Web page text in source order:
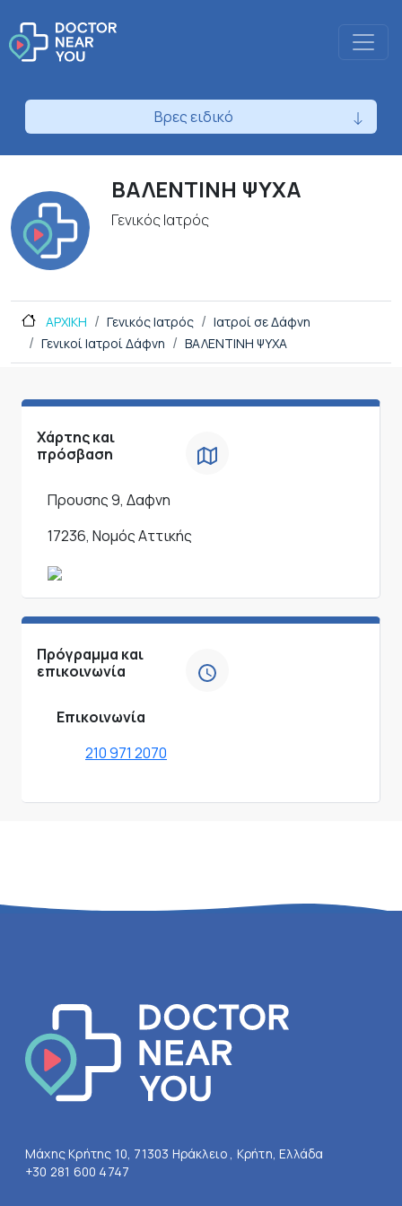
Βρες ειδικό
ΒΑΛΕΝΤΙΝΗ ΨΥΧΑ
Γενικός Ιατρός
ΑΡΧΙΚΗ Γενικός Ιατρός
Ιατροί σε Δάφνη
Γενικοί Ιατροί Δάφνη
ΒΑΛΕΝΤΙΝΗ ΨΥΧΑ
Χάρτης και
πρόσβαση
Προυσης 9, Δαφνη
17236, Νομός Αττικής
Πρόγραμμα και
επικοινωνία
Επικοινωνία
210 971 2070
Μάχης Κρήτης 10, 71303 Ηράκλειο , Κρήτη, Ελλάδα
+30 281 600 4747